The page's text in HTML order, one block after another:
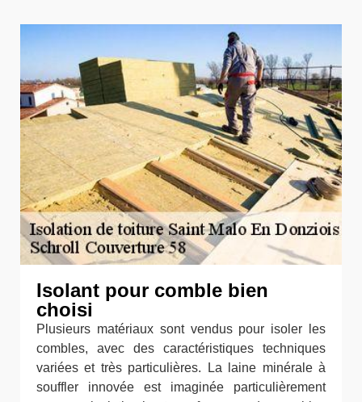
Isolant pour comble bien
choisi
Plusieurs matériaux sont vendus pour isoler les
combles, avec des caractéristiques techniques
variées et très particulières. La laine minérale à
souffler innovée est imaginée particulièrement